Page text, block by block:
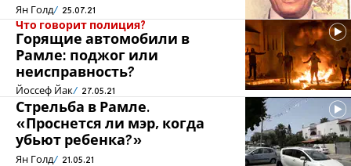
Ян Голд 25.07.21
Что говорит полиция?
Горящие автомобили в
Рамле: поджог или
неисправность?
Йоссеф Йак 27.05.21
Стрельба в Рамле.
«Проснется ли мэр, когда
убьют ребенка?»
Ян Голд 21.05.21